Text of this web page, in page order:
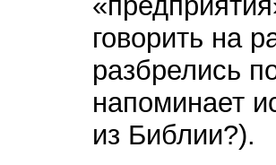
говорить на
разбрелись
напоминает
из Библии?).